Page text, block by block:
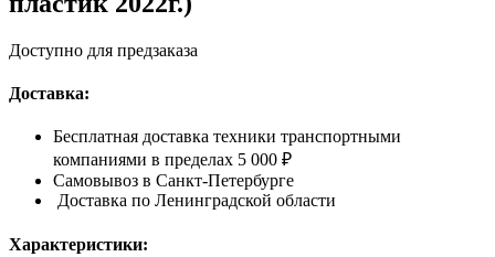
Доступно для предзаказа
Доставка:
Бесплатная доставка техники транспортными
компаниями в пределах 5 000 ₽
Самовывоз в Санкт-Петербурге
Доставка по Ленинградской области
Характеристики: